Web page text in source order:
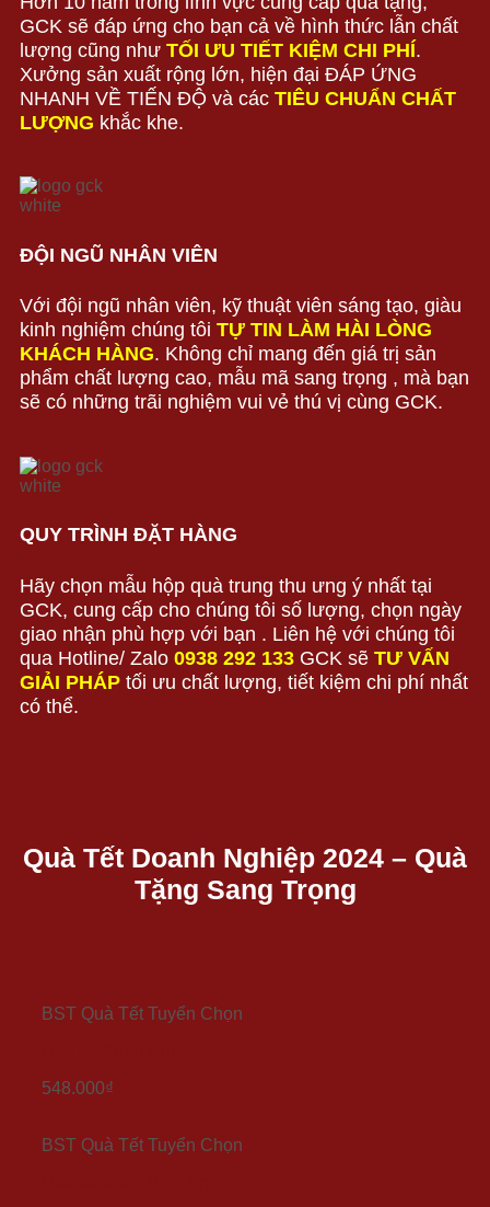
GCK sẽ đáp ứng cho bạn cả về hình thức lẫn chất
lượng cũng như TỐI ƯU TIẾT KIỆM CHI PHÍ.
Xưởng sản xuất rộng lớn, hiện đại ĐÁP ỨNG
NHANH VỀ TIẾN ĐỘ và các TIÊU CHUẨN CHẤT
LƯỢNG khắc khe.
ĐỘI NGŨ NHÂN VIÊN
Với đội ngũ nhân viên, kỹ thuật viên sáng tạo, giàu
kinh nghiệm chúng tôi TỰ TIN LÀM HÀI LÒNG
KHÁCH HÀNG. Không chỉ mang đến giá trị sản
phẩm chất lượng cao, mẫu mã sang trọng , mà bạn
sẽ có những trãi nghiệm vui vẻ thú vị cùng GCK.
QUY TRÌNH ĐẶT HÀNG
Hãy chọn mẫu hộp quà trung thu ưng ý nhất tại
GCK, cung cấp cho chúng tôi số lượng, chọn ngày
giao nhận phù hợp với bạn . Liên hệ với chúng tôi
qua Hotline/ Zalo 0938 292 133 GCK sẽ TƯ VẤN
GIẢI PHÁP tối ưu chất lượng, tiết kiệm chi phí nhất
có thể.
Quà Tết Doanh Nghiệp 2024 – Quà
Tặng Sang Trọng
BST Quà Tết Tuyển Chọn
548.000₫
BST Quà Tết Tuyển Chọn